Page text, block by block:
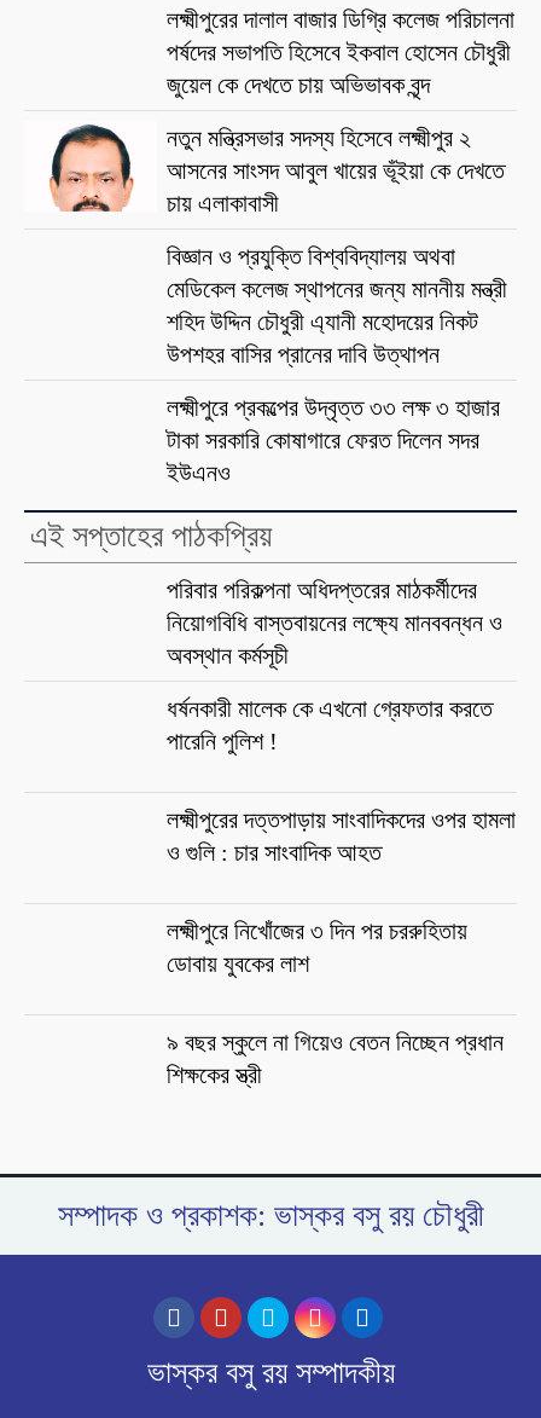
লক্ষ্মীপুরের দালাল বাজার ডিগ্রি কলেজ পরিচালনা
পর্ষদের সভাপতি হিসেবে ইকবাল হোসেন চৌধুরী
জুয়েল কে দেখতে চায় অভিভাবক বৃন্দ
নতুন মন্ত্রিসভার সদস্য হিসেবে লক্ষ্মীপুর ২
আসনের সাংসদ আবুল খায়ের ভূঁইয়া কে দেখতে
চায় এলাকাবাসী
বিজ্ঞান ও প্রযুক্তি বিশ্ববিদ্যালয় অথবা
মেডিকেল কলেজ স্থাপনের জন্য মাননীয় মন্ত্রী
শহিদ উদ্দিন চৌধুরী এ্যানী মহোদয়ের নিকট
উপশহর বাসির প্রানের দাবি উত্থাপন
লক্ষ্মীপুরে প্রকল্পের উদ্বৃত্ত ৩৩ লক্ষ ৩ হাজার
টাকা সরকারি কোষাগারে ফেরত দিলেন সদর
ইউএনও
এই সপ্তাহের পাঠকপ্রিয়
পরিবার পরিকল্পনা অধিদপ্তরের মাঠকর্মীদের
নিয়োগবিধি বাস্তবায়নের লক্ষ্যে মানববন্ধন ও
অবস্থান কর্মসূচী
ধর্ষনকারী মালেক কে এখনো গ্রেফতার করতে
পারেনি পুলিশ !
লক্ষ্মীপুরের দত্তপাড়ায় সাংবাদিকদের ওপর হামলা
ও গুলি : চার সাংবাদিক আহত
লক্ষ্মীপুরে নিখোঁজের ৩ দিন পর চররুহিতায়
ডোবায় যুবকের লাশ
৯ বছর স্কুলে না গিয়েও বেতন নিচ্ছেন প্রধান
শিক্ষকের স্ত্রী
সম্পাদক ও প্রকাশক: ভাস্কর বসু রয় চৌধুরী
ভাস্কর বসু রয় সম্পাদকীয়